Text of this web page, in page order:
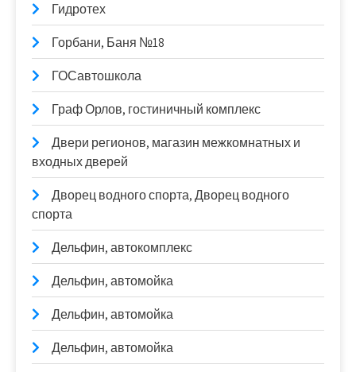
Гидротех
Горбани, Баня №18
ГОСавтошкола
Граф Орлов, гостиничный комплекс
Двери регионов, магазин межкомнатных и
входных дверей
Дворец водного спорта, Дворец водного
спорта
Дельфин, автокомплекс
Дельфин, автомойка
Дельфин, автомойка
Дельфин, автомойка